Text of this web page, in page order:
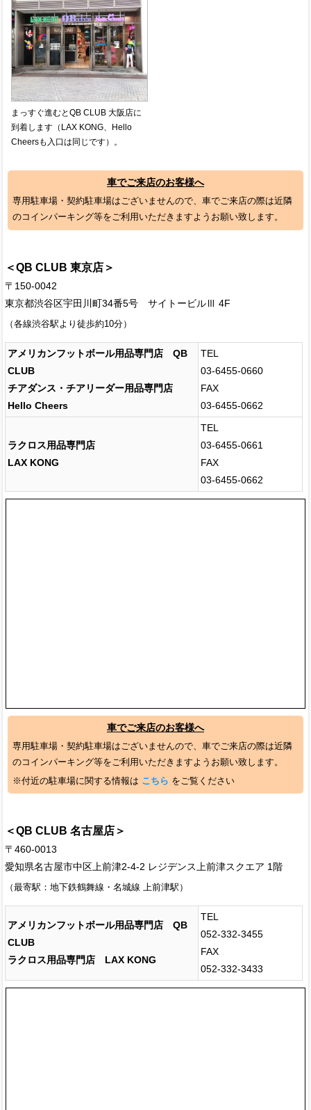
まっすぐ進むとQB CLUB 大阪店に
到着します（LAX KONG、Hello
Cheersも入口は同じです）。
車でご来店のお客様へ
専用駐車場・契約駐車場はございませんので、車でご来店の際は近隣
のコインパーキング等をご利用いただきますようお願い致します。
＜QB CLUB 東京店＞
〒150-0042
東京都渋谷区宇田川町34番5号 サイトービルⅢ 4F
（各線渋谷駅より徒歩約10分）
アメリカンフットボール用品専門店 QB
CLUB
チアダンス・チアリーダー用品専門店
Hello Cheers
TEL
03-6455-0660
FAX
03-6455-0662
ラクロス用品専門店
LAX KONG
TEL
03-6455-0661
FAX
03-6455-0662
車でご来店のお客様へ
専用駐車場・契約駐車場はございませんので、車でご来店の際は近隣
のコインパーキング等をご利用いただきますようお願い致します。
※付近の駐車場に関する情報は こちら をご覧ください
＜QB CLUB 名古屋店＞
〒460-0013
愛知県名古屋市中区上前津2-4-2 レジデンス上前津スクエア 1階
（最寄駅：地下鉄鶴舞線・名城線 上前津駅）
アメリカンフットボール用品専門店 QB
CLUB
ラクロス用品専門店 LAX KONG
TEL
052-332-3455
FAX
052-332-3433